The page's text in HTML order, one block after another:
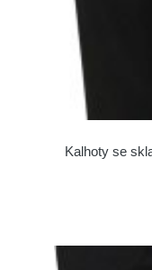
Kalhoty se